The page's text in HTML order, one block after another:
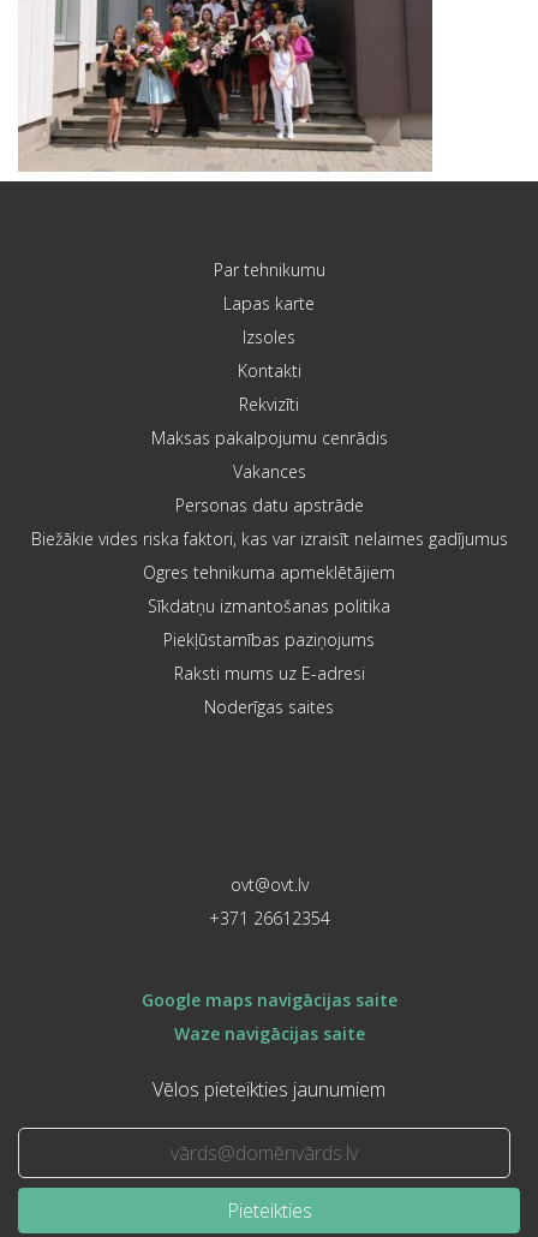
Par tehnikumu
Lapas karte
Izsoles
Kontakti
Rekvizīti
Maksas pakalpojumu cenrādis
Vakances
Personas datu apstrāde
Biežākie vides riska faktori, kas var izraisīt nelaimes gadījumus
Ogres tehnikuma apmeklētājiem
Sīkdatņu izmantošanas politika
Piekļūstamības paziņojums
Raksti mums uz E-adresi
Noderīgas saites
ovt@ovt.lv
+371 26612354
Google maps navigācijas saite
Waze navigācijas saite
Vēlos pieteikties jaunumiem
Pieteikties